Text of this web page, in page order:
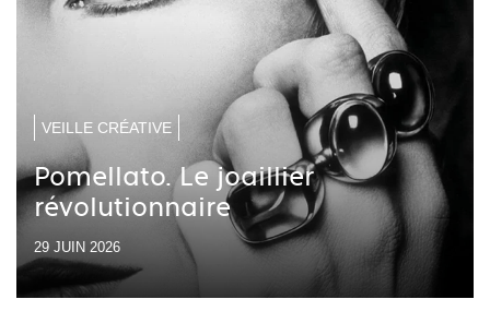
VEILLE CRÉATIVE
Pomellato. Le joaillier
révolutionnaire
29 JUIN 2026